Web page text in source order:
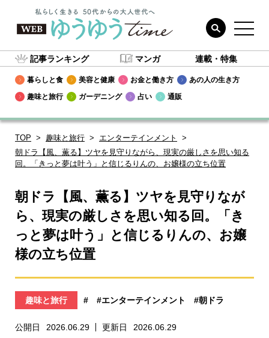
記事ランキング マンガ 連載・特集
暮らしと食 美容と健康 お金と働き方
あの人の生き方
趣味と旅行
ガーデニング 占い 通販
TOP 趣味と旅行
エンターテインメント
朝ドラ【風、薫る】ツヤを見守りながら、現実の厳しさを思い知る
回。「きっと夢は叶う」と信じるりんの、お嬢様の立ち位置
朝ドラ【風、薫る】ツヤを見守りなが
ら、現実の厳しさを思い知る回。「き
っと夢は叶う」と信じるりんの、お嬢
様の立ち位置
趣味と旅行 # #エンターテインメント #朝ドラ
公開日 2026.06.29 更新日
2026.06.29